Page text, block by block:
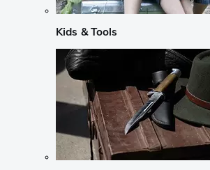
Kids & Tools